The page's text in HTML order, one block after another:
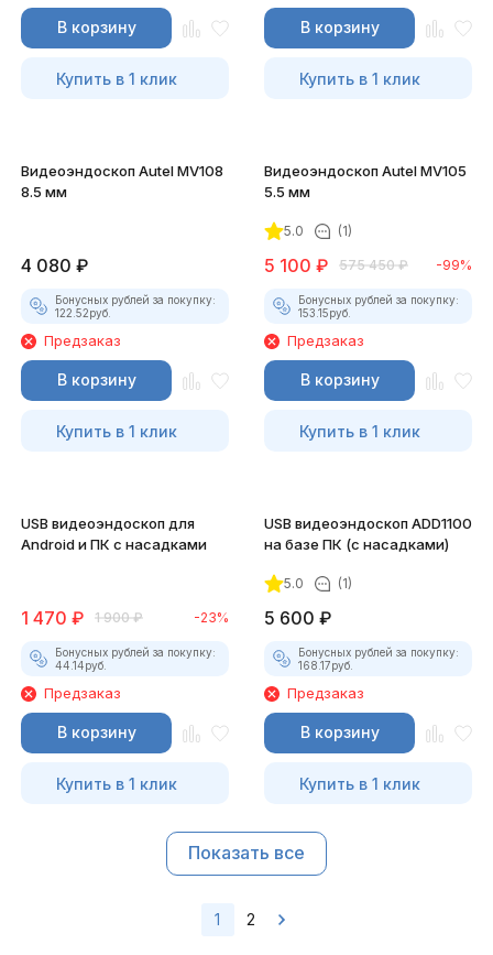
В корзину
Купить в 1 клик
В корзину
Купить в 1 клик
Видеоэндоскоп Autel MV108
8.5 мм
4 080 ₽
Бонусных рублей за покупку:
122.52руб.
Предзаказ
В корзину
Купить в 1 клик
Видеоэндоскоп Autel MV105
5.5 мм
5.0 (1)
5 100 ₽ 575 450 ₽ -99%
Бонусных рублей за покупку:
153.15руб.
Предзаказ
В корзину
Купить в 1 клик
USB видеоэндоскоп для
Android и ПК с насадками
1 470 ₽ 1 900 ₽ -23%
Бонусных рублей за покупку:
44.14руб.
Предзаказ
В корзину
Купить в 1 клик
USB видеоэндоскоп ADD1100
на базе ПК (с насадками)
5.0 (1)
5 600 ₽
Бонусных рублей за покупку:
168.17руб.
Предзаказ
В корзину
Купить в 1 клик
Показать все
1 2